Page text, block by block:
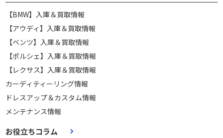
【BMW】入庫＆買取情報
【アウディ】入庫＆買取情報
【ベンツ】入庫＆買取情報
【ポルシェ】入庫＆買取情報
【レクサス】入庫＆買取情報
カーディティーリング情報
ドレスアップ＆カスタム情報
メンテナンス情報
お役立ちコラム